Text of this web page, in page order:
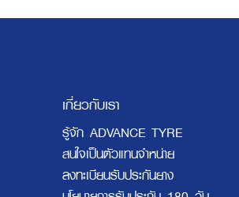
เกี่ยวกับเรา
รู้จัก ADVANCE TYRE
สนใจเป็นตัวแทนจำหน่าย
ลงทะเบียนรับประกันยาง